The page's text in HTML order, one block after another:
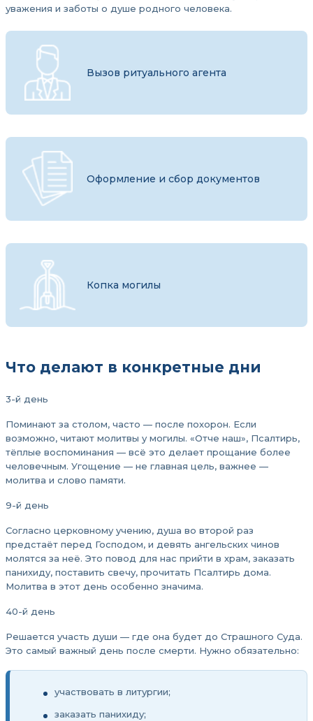
уважения и заботы о душе родного человека.
Вызов ритуального агента
Оформление и сбор документов
Копка могилы
Что делают в конкретные дни
3-й день
Поминают за столом, часто — после похорон. Если
возможно, читают молитвы у могилы. «Отче наш», Псалтирь,
тёплые воспоминания — всё это делает прощание более
человечным. Угощение — не главная цель, важнее —
молитва и слово памяти.
9-й день
Согласно церковному учению, душа во второй раз
предстаёт перед Господом, и девять ангельских чинов
молятся за неё. Это повод для нас прийти в храм, заказать
панихиду, поставить свечу, прочитать Псалтирь дома.
Молитва в этот день особенно значима.
40-й день
Решается участь души — где она будет до Страшного Суда.
Это самый важный день после смерти. Нужно обязательно:
участвовать в литургии;
заказать панихиду;